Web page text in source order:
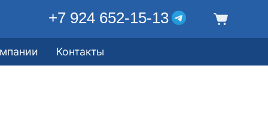
+7 924 652-15-13
Контакты